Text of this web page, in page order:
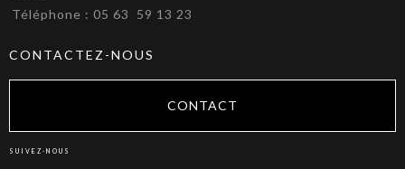
Téléphone : 05 63 59 13 23
CONTACTEZ-NOUS
CONTACT
SUIVEZ-NOUS